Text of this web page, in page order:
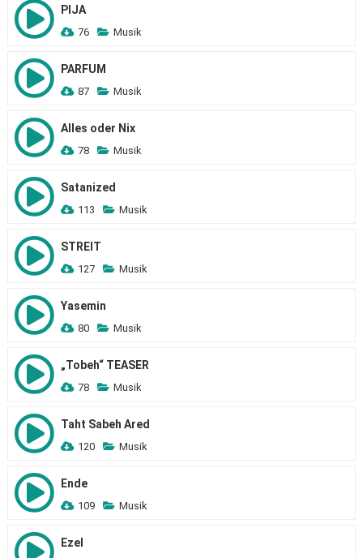
PIJA
76 Musik
PARFUM
87 Musik
Alles oder Nix
78 Musik
Satanized
113 Musik
STREIT
127 Musik
Yasemin
80 Musik
„Tobeh“ TEASER
78 Musik
Taht Sabeh Ared
120 Musik
Ende
109 Musik
Ezel